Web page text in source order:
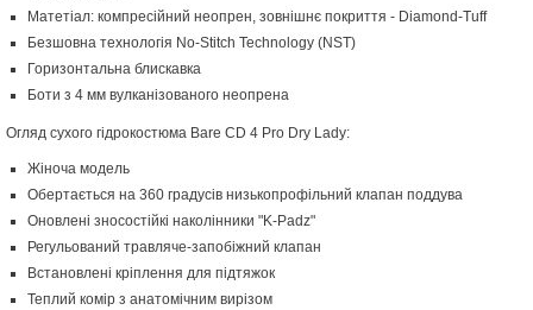
Матетіал: компресійний неопрен, зовнішнє покриття - Diamond-Tuff
Безшовна технологія No-Stitch Technology (NST)
Горизонтальна блискавка
Боти з 4 мм вулканізованого неопрена
Огляд сухого гідрокостюма Bare СD 4 Pro Dry Lady:
Жіноча модель
Обертається на 360 градусів низькопрофільний клапан поддува
Оновлені зносостійкі наколінники "K-Padz"
Регульований травляче-запобіжний клапан
Встановлені кріплення для підтяжок
Теплий комір з анатомічним вирізом